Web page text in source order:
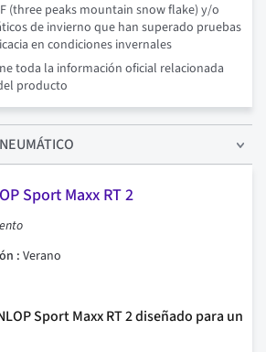
(three peaks mountain snow flake) y/o
de invierno que han superado pruebas
en condiciones invernales
toda la información oficial relacionada
producto
Sport Maxx RT 2
:Verano
Sport Maxx RT 2 diseñado para un